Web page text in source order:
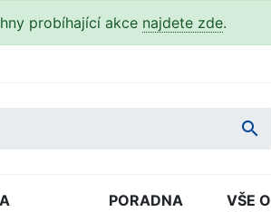
probíhající akce najdete zde.

PORADNA
VŠE O